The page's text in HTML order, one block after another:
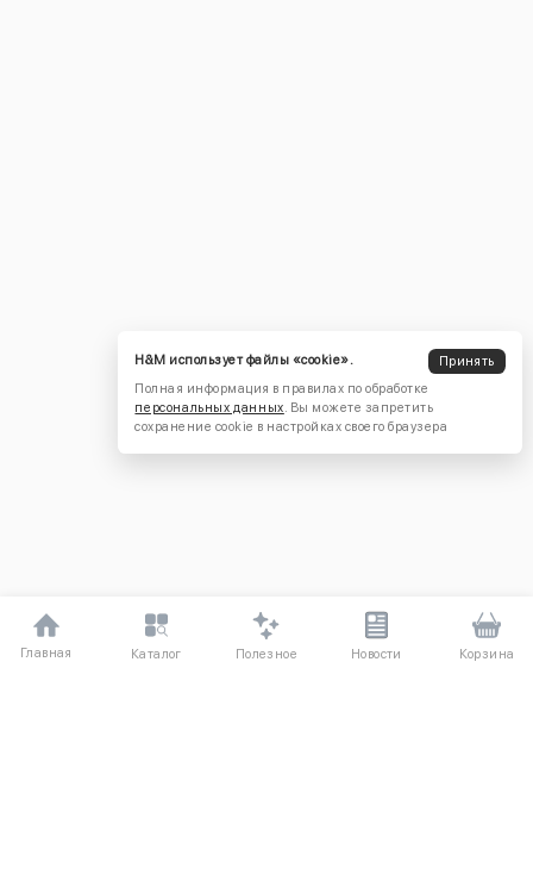
Главная Каталог Полезное Новости Корзина
H&M использует файлы «cookie».
Принять
Полная информация в правилах по обработке
персональных данных. Вы можете запретить
сохранение cookie в настройках своего браузера